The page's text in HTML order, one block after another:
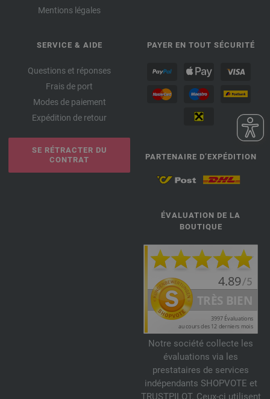
Mentions légales
SERVICE & AIDE
Questions et réponses
Frais de port
Modes de paiement
Expédition de retour
SE RÉTRACTER DU
CONTRAT
PAYER EN TOUT SÉCURITÉ
PARTENAIRE D’EXPÉDITION
ÉVALUATION DE LA
BOUTIQUE
Notre société collecte les
évaluations via les
prestataires de services
indépendants SHOPVOTE et
TRUSTPILOT. Ceux-ci utilisent